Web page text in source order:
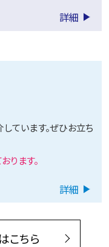
詳細
ています。ぜひお立ち
ります。
詳細
こちら